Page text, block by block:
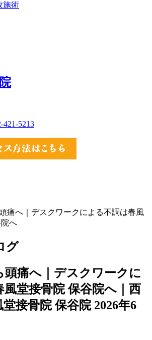
施術
痛へ｜デスクワークによる不調は春風
へ
グ
頭痛へ｜デスクワークに
風堂接骨院 保谷院へ｜西
接骨院 保谷院 2026年6